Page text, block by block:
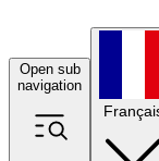
Open sub
navigation